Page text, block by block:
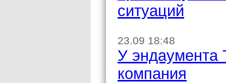
ситуаций
23.09 18:48
У
компания